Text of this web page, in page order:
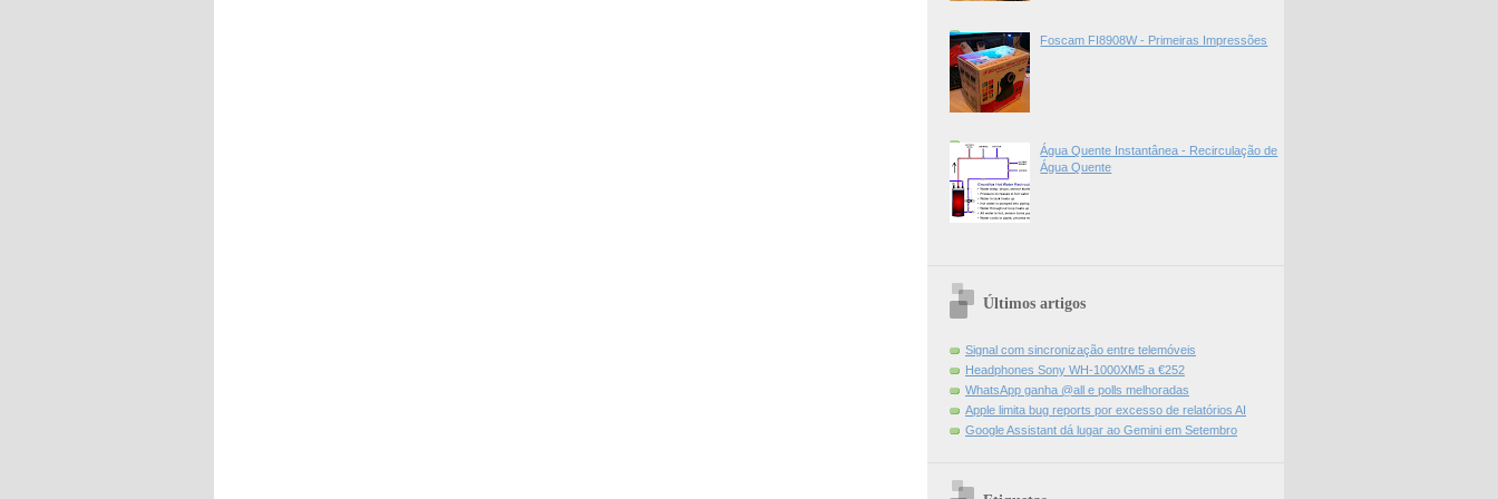
Foscam FI8908W - Primeiras Impressões
Água Quente Instantânea - Recirculação de
Água Quente
Últimos artigos
Signal com sincronização entre telemóveis
Headphones Sony WH-1000XM5 a €252
WhatsApp ganha @all e polls melhoradas
Apple limita bug reports por excesso de relatórios AI
Google Assistant dá lugar ao Gemini em Setembro